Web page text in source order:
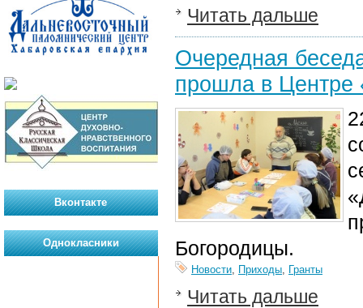
Читать дальше
Очередная
прошла в Центре
Богородицы.
Новости, Приходы, Гранты
Читать дальше
Вконтакте
Однокласники